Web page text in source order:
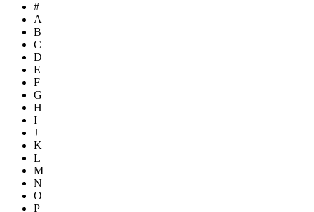
#
A
B
C
D
E
F
G
H
I
J
K
L
M
N
O
P